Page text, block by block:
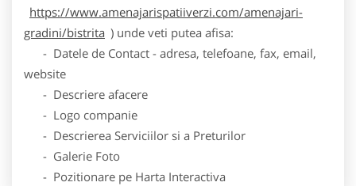
https://www.amenajarispatiiverzi.com/amenajari-
gradini/bistrita ) unde veti putea afisa:
- Datele de Contact - adresa, telefoane, fax, email,
website
- Descriere afacere
- Logo companie
- Descrierea Serviciilor si a Preturilor
- Galerie Foto
- Pozitionare pe Harta Interactiva